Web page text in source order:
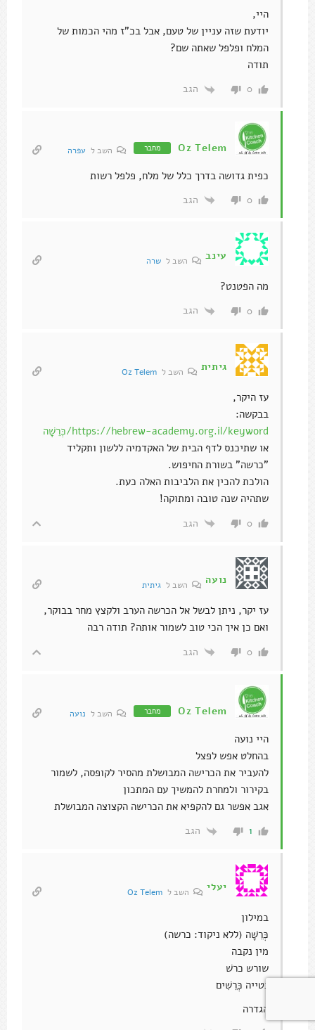
היי,
יודעת שזה עניין של טעם, אבל בכ"ז מהי הכמות של
המלח ופלפל שאתה שם?
תודה
0 הגב
Oz Telem מחבר השב ל עפרה
כפית גדושה בדרך כלל של מלח, פלפל רשות
0 הגב
עינב השב ל שרה
מה הפטנט?
0 הגב
גיתית השב לOz Telem
עז היקר,
בבקשה:
https://hebrew-academy.org.il/keyword/כְּרֵשָׁה
או שתיכנס לדף הבית של האקדמיה ללשון ותקליד
"כרשה" בשורת החיפוש.
הולכת להכין את הלביבות האלה כעת.
שתהיה שנה טובה ומתוקה!
0 הגב
נועה השב ל גיתית
עז יקר, ניתן לבשל אל הכרשה הערב ולקצץ מחר בבוקר,
ואם כן איך הכי טוב לשמור אותה? תודה רבה
0 הגב
Oz Telem מחבר השב ל נועה
היי נועה
בהחלט אפש לפצל
להעביר את הכרישה המבושלת מהסיר לקופסה, לשמור
בקירור ולמחרת להמשיך עם המתכון
אגב אפשר גם להקפיא את הכרישה הקצוצה המבושלת
1 הגב
יעלי השב ל Oz Telem
במילון
כְּרֵשָׁה (ללא ניקוד: כרשה)
מין נקבה
שורש כרשׁ
נטייה כְּרֵשִׁים
הגדרה